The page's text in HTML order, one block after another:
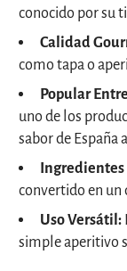
conocido por su
Calidad
como tapa o
Popular
uno de los
sabor de España
convertido en un
Uso Versátil:
simple aperitivo